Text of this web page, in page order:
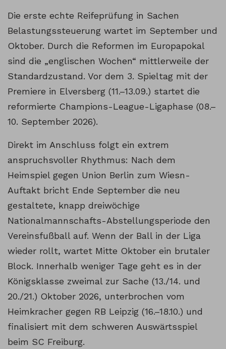
Die erste echte Reifeprüfung in Sachen
Belastungssteuerung wartet im September und
Oktober. Durch die Reformen im Europapokal
sind die „englischen Wochen“ mittlerweile der
Standardzustand. Vor dem 3. Spieltag mit der
Premiere in Elversberg (11.–13.09.) startet die
reformierte Champions-League-Ligaphase (08.–
10. September 2026).
Direkt im Anschluss folgt ein extrem
anspruchsvoller Rhythmus: Nach dem
Heimspiel gegen Union Berlin zum Wiesn-
Auftakt bricht Ende September die neu
gestaltete, knapp dreiwöchige
Nationalmannschafts-Abstellungsperiode den
Vereinsfußball auf. Wenn der Ball in der Liga
wieder rollt, wartet Mitte Oktober ein brutaler
Block. Innerhalb weniger Tage geht es in der
Königsklasse zweimal zur Sache (13./14. und
20./21.) Oktober 2026, unterbrochen vom
Heimkracher gegen RB Leipzig (16.–18.10.) und
finalisiert mit dem schweren Auswärtsspiel
beim SC Freiburg.